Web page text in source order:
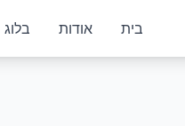
בית
אודות בלוג